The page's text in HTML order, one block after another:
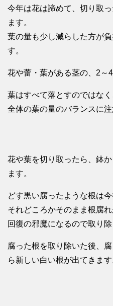
今年は花は諦めて、切り取
ます。
葉の量も少し減らした方が
す。
花や蕾・葉がある茎の、2～
葉はすべて落とすのではな
全体の葉の量のバランスに注
花や葉を切り取ったら、鉢
ます。
どす黒い腐ったような根は
それどころかそのまま根腐れ
回復の邪魔になるので取り除
腐った根を取り除いた後、
ら新しい白い根が出てきます